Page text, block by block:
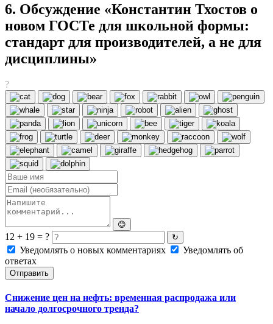
6. Обсуждение «Константин Тхостов о
новом ГОСТе для школьной формы:
стандарт для производителей, а не для
дисциплины»
?
😊
12 + 19 = ? ↻
Уведомлять о новых комментариях
Уведомлять об
ответах
Отправить
Снижение цен на нефть: временная распродажа или
начало долгосрочного тренда?